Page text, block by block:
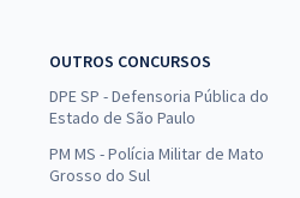
OUTROS CONCURSOS
DPE SP - Defensoria Pública do
Estado de São Paulo
PM MS - Polícia Militar de Mato
Grosso do Sul